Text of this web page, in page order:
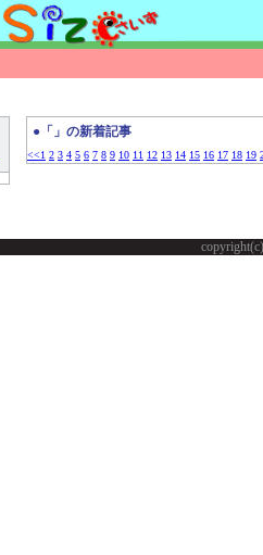
●「」の新着記事
<<1 2 3 4 5 6 7 8 9 10 11 12 13 14 15 16 17 18 19